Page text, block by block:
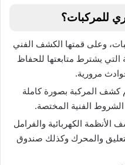
للمركبات؟
وعلى قمتها الكشف الفني
يشترط متابعتها للحفاظ
مرورية.
المركبة بصورة كاملة
الفنية المختصة.
الكهربائية والفرامل
والمحرك وكذلك صندوق